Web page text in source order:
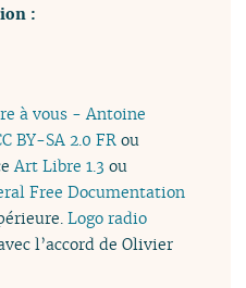
:
à vous - Antoine
BY-SA 2.0 FR ou
Art Libre 1.3 ou
Free Documentation
Logo radio
l’accord de Olivier